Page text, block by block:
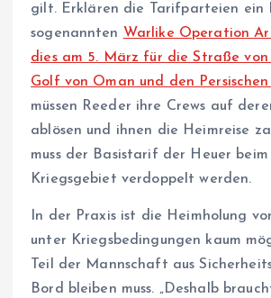
gilt. Erklären die Tarifparteien ein
sogenannten Warlike Operation
dies am 5. März für die Straße von
Golf von Oman und den
müssen Reeder ihre Crews auf
ablösen und ihnen die Heimreise
muss der Basistarif der Heuer
Kriegsgebiet verdoppelt werden.
In der Praxis ist die Heimholung
unter Kriegsbedingungen kaum
Teil der Mannschaft aus
Bord bleiben muss. „Deshalb